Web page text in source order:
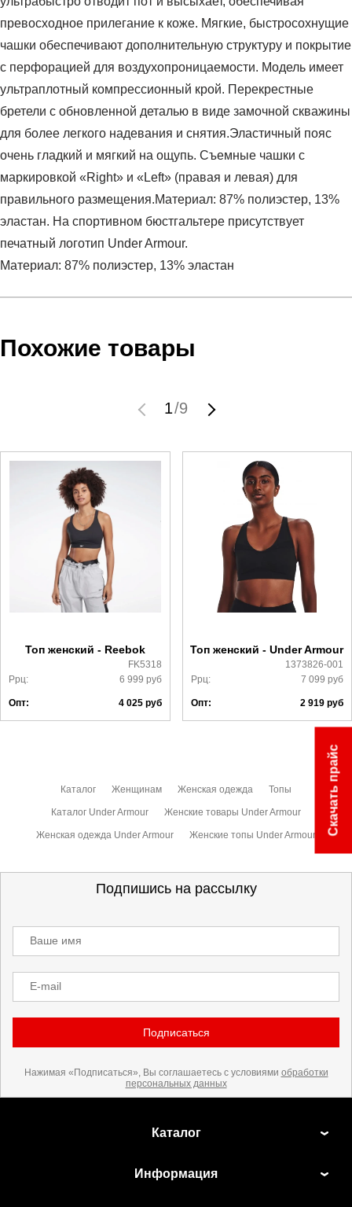
превосходное прилегание к коже. Мягкие, быстросохнущие
чашки обеспечивают дополнительную структуру и покрытие
с перфорацией для воздухопроницаемости. Модель имеет
ультраплотный компрессионный крой. Перекрестные
бретели с обновленной деталью в виде замочной скважины
для более легкого надевания и снятия.Эластичный пояс
очень гладкий и мягкий на ощупь. Съемные чашки с
маркировкой «Right» и «Left» (правая и левая) для
правильного размещения.Материал: 87% полиэстер, 13%
эластан. На спортивном бюстгальтере присутствует
печатный логотип Under Armour.
Материал: 87% полиэстер, 13% эластан
Пол:женский
Производитель:Вьетнам
Срок отгрузки:3-4 рабочих дня
Заказ берется в работу только после оплаты счета.
Счет заранее согласовывается с клиентом.
выставления счета менеджером.
который высылает менеджер.
Доставка
Самовывоз в Москве.
Доставка по России всеми транспортными ТК, а также с
Почтой Росии и СДЭК.
Более детально с условиями доставки и оплаты можно
Похожие товары
1/9
Топ женский - Reebok
FK5318
Ррц:
6 999 руб
Опт: 4 025руб
Топ женский - Under Armour
1373826-001
Ррц:
7 099 руб
Опт: 2 919 руб
Каталог Женщинам Женская одежда Топы
Каталог Under Armour Женские товары Under Armour
Женская одежда Under Armour Женские топы Under Armour
Подпишись на рассылку
Ваше имя
E-mail
Подписаться
Нажимая «Подписаться», Вы соглашаетесь с условиями обработки
персональных данных
Каталог
Информация
Скачать прайс